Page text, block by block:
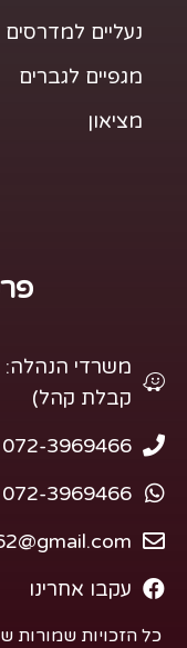
נעליים למדרסים
מגפיים לגברים
מציאון
קבלת קהל)
072-3969466
072-3969466
עקבו אחרינו
כל הזכויות שמורות